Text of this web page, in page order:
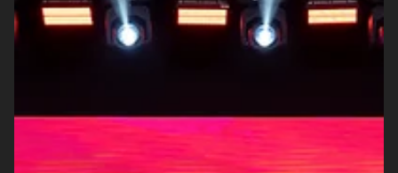
ABB Motion Goes to Campus 2026:
Kolaborasi Industri dan Kampus untuk
Institut Teknologi Bandung di tanggal 3 sampai 6 Februari 2026
sebagai komitmen mereka untuk mendukung pengembangan
talenta teknik nasional. Program ini menjadi sebuah ruang untuk